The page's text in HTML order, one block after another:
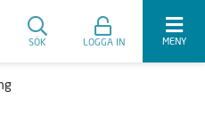
SÖK LOGGA IN MENY